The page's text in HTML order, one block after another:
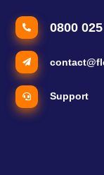
0800
Support